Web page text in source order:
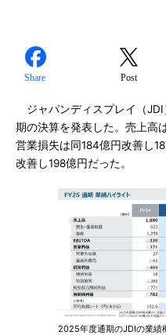
Share Post
ジャパンディスプレイ（
期の決算を発表した。売上高
営業損失は同184億円改善し
改善し198億円だった。
2025年度通期のJDIの業績